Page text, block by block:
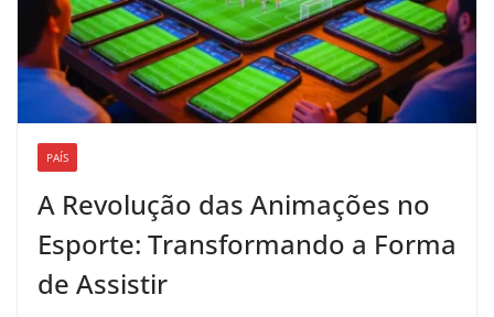
PAÍS
A Revolução das Animações no
Esporte: Transformando a Forma
de Assistir